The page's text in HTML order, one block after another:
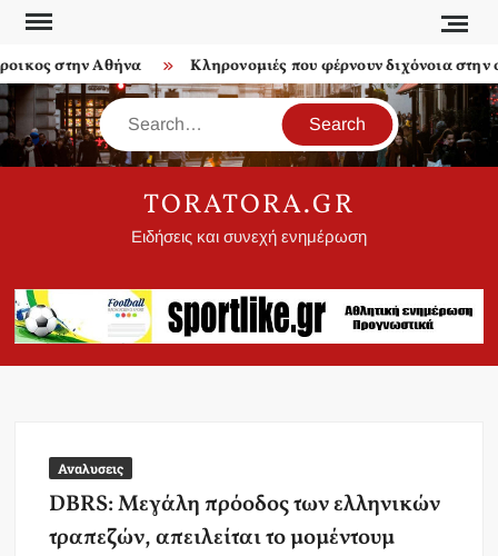
Skip
contentστην Αθήνα Κληρονομιές που φέρνουν διχόνοια στην
Search
TORATORA.GR
Ειδήσεις και συνεχή ενημέρωση
Αναλυσεις
DBRS: Μεγάλη πρόοδος των ελληνικών
τραπεζών, απειλείται το μομέντουμ